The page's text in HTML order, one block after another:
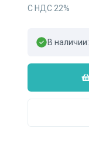
С НДС 22%
В наличии: